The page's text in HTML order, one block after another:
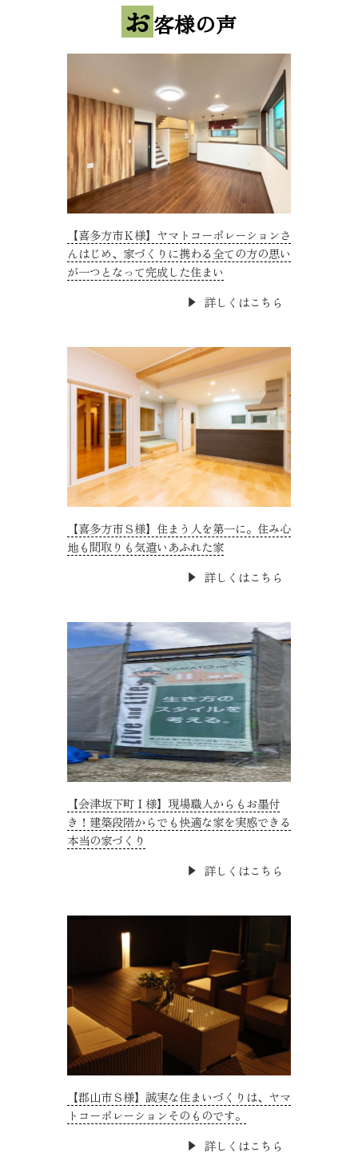
お客様の声
【喜多方市Ｋ様】ヤマトコーポレーションさ
んはじめ、家づくりに携わる全ての方の思い
が一つとなって完成した住まい
詳しくはこちら
【喜多方市Ｓ様】住まう人を第一に。住み心
地も間取りも気遣いあふれた家
詳しくはこちら
【会津坂下町Ｉ様】現場職人からもお墨付
き！建築段階からでも快適な家を実感できる
本当の家づくり
詳しくはこちら
【郡山市Ｓ様】誠実な住まいづくりは、ヤマ
トコーポレーションそのものです。
詳しくはこちら